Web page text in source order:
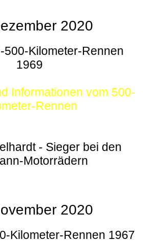
2020
500-Kilometer-Rennen
1969
Informationen vom 500-
Rennen
- Sieger bei den
Motorrädern
2020
Kilometer-Rennen 1967